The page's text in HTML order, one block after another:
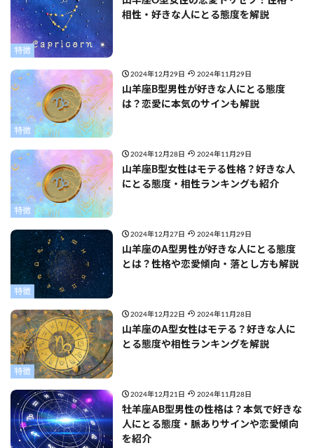
特徴
相性・好きな人にとる態度を解説
特徴
2024年12月29日 2024年11月29日
山羊座B型男性が好きな人にとる態度
は？恋愛に本気のサインも解説
特徴
2024年12月28日 2024年11月29日
山羊座B型女性はモテる性格？好きな人
にとる態度・相性ランキングも紹介
特徴
2024年12月27日 2024年11月29日
山羊座のA型男性が好きな人にとる態度
とは？性格や恋愛傾向・落とし方も解説
特徴
2024年12月22日 2024年11月28日
山羊座のA型女性はモテる？好きな人に
とる態度や相性ランキングを解説
2024年12月21日 2024年11月28日
牡羊座AB型男性の性格は？本気で好きな
人にとる態度・脈ありサインや恋愛傾向
を紹介